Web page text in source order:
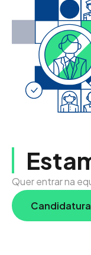
Quer entrar na